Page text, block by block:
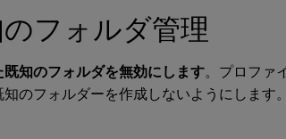
のフォルダ管理
既知のフォルダを無効にします。プロファ
のフォルダーを作成しないようにします。